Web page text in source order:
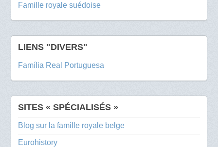
Famille royale suédoise
LIENS "DIVERS"
Família Real Portuguesa
SITES « SPÉCIALISÉS »
Blog sur la famille royale belge
Eurohistory